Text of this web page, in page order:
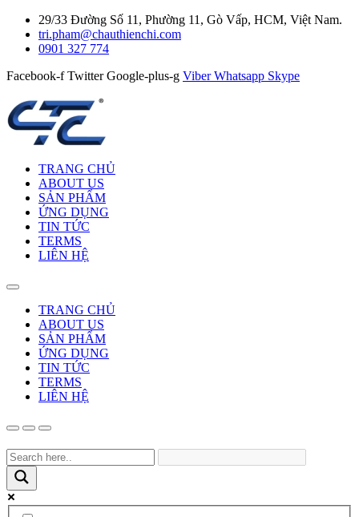
29/33 Đường Số 11, Phường 11, Gò Vấp, HCM, Việt Nam.
tri.pham@chauthienchi.com
0901 327 774
Facebook-f Twitter Google-plus-g Viber Whatsapp Skype
TRANG CHỦ
ABOUT US
SẢN PHẨM
ỨNG DỤNG
TIN TỨC
TERMS
LIÊN HỆ
TRANG CHỦ
ABOUT US
SẢN PHẨM
ỨNG DỤNG
TIN TỨC
TERMS
LIÊN HỆ